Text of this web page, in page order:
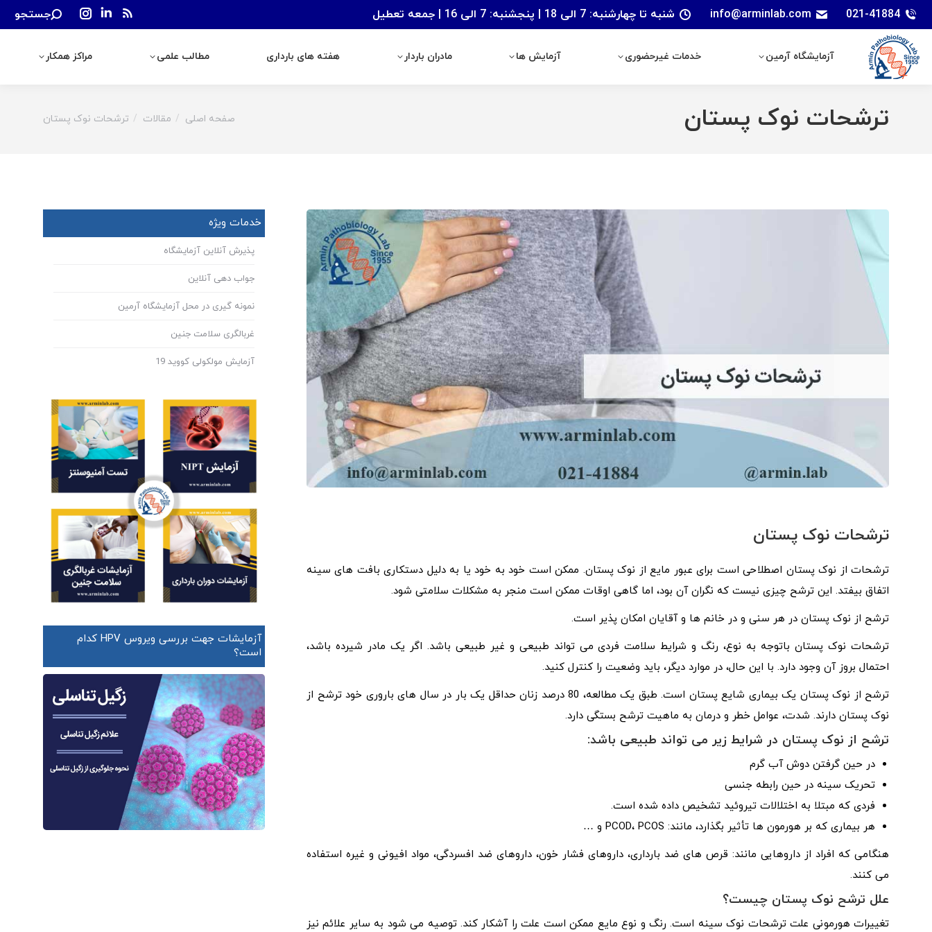
021-41884
info@arminlab.com شنبه تا چهارشنبه: 7 الی 18 | پنجشنبه: 7 الی 16 | جمعه تعطیل
Rss
window
Linkedin
opens
window
Instagram
opens
window
Search:
جستجو
آزمایشگاه آرمین خدمات غیرحضوری آزمایش ها مادران باردار هفته های بارداری مطالب علمی مراکز همکار
ترشحات نوک پستان You are here:
صفحه اصلی مقالات ترشحات نوک پستان
ترشحات نوک پستان
ترشحات از نوک پستان اصطلاحی است برای عبور مایع از نوک پستان. ممکن است خود به خود یا به دلیل دستکاری بافت های سینه
اتفاق بیفتد. این ترشح چیزی نیست که نگران آن بود، اما گاهی اوقات ممکن است منجر به مشکلات سلامتی شود.
ترشح از نوک پستان در هر سنی و در خانم ها و آقایان امکان پذیر است.
ترشحات نوک پستان باتوجه به نوع، رنگ و شرایط سلامت فردی می تواند طبیعی و غیر طبیعی باشد. اگر یک مادر شیرده باشد،
احتمال بروز آن وجود دارد. با این حال، در موارد دیگر، باید وضعیت را کنترل کنید.
ترشح از نوک پستان یک بیماری شایع پستان است. طبق یک مطالعه، 80 درصد زنان حداقل یک بار در سال های باروری خود ترشح از
نوک پستان دارند. شدت، عوامل خطر و درمان به ماهیت ترشح بستگی دارد.
ترشح از نوک پستان در شرایط زیر می تواند طبیعی باشد:
در حین گرفتن دوش آب گرم
تحریک سینه در حین رابطه جنسی
فردی که مبتلا به اختلالات تیروئید تشخیص داده شده است.
هر بیماری که بر هورمون ها تأثیر بگذارد، مانند: PCOD، PCOS و …
هنگامی که افراد از داروهایی مانند: قرص های ضد بارداری، داروهای فشار خون، داروهای ضد افسردگی، مواد افیونی و غیره استفاده
می کنند.
علل ترشح نوک پستان چیست؟
تغییرات هورمونی علت ترشحات نوک سینه است. رنگ و نوع مایع ممکن است علت را آشکار کند. توصیه می شود به سایر علائم نیز
خدمات ویژه
پذیرش آنلاین آزمایشگاه
جواب دهی آنلاین
نمونه گیری در محل آزمایشگاه آرمین
غربالگری سلامت جنین
آزمایش مولکولی کووید 19
آزمایشات جهت بررسی ویروس HPV کدام
است؟
آزمایشگاه آرمین خدمات غیرحضوری آزمایش ها مادران باردار مراکز همکار